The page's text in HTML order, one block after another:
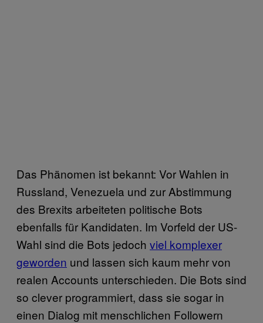
Das Phänomen ist bekannt: Vor Wahlen in
Russland, Venezuela und zur Abstimmung
des Brexits arbeiteten politische Bots
ebenfalls für Kandidaten. Im Vorfeld der US-
Wahl sind die Bots jedoch viel komplexer
geworden und lassen sich kaum mehr von
realen Accounts unterschieden. Die Bots sind
so clever programmiert, dass sie sogar in
einen Dialog mit menschlichen Followern